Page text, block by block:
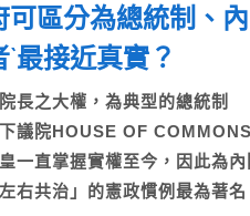
區分為總統制、
最接近真實？
長之大權，為典型的總統制
議院HOUSE OF
一直掌握實權至今，因此為內
右共治」的憲政慣例最為著名